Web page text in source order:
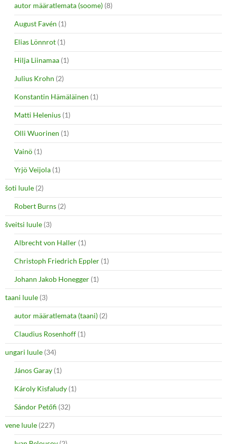
autor määratlemata (soome) (8)
August Favén (1)
Elias Lönnrot (1)
Hilja Liinamaa (1)
Julius Krohn (2)
Konstantin Hämäläinen (1)
Matti Helenius (1)
Olli Wuorinen (1)
Vainö (1)
Yrjö Veijola (1)
šoti luule (2)
Robert Burns (2)
šveitsi luule (3)
Albrecht von Haller (1)
Christoph Friedrich Eppler (1)
Johann Jakob Honegger (1)
taani luule (3)
autor määratlemata (taani) (2)
Claudius Rosenhoff (1)
ungari luule (34)
János Garay (1)
Károly Kisfaludy (1)
Sándor Petőfi (32)
vene luule (227)